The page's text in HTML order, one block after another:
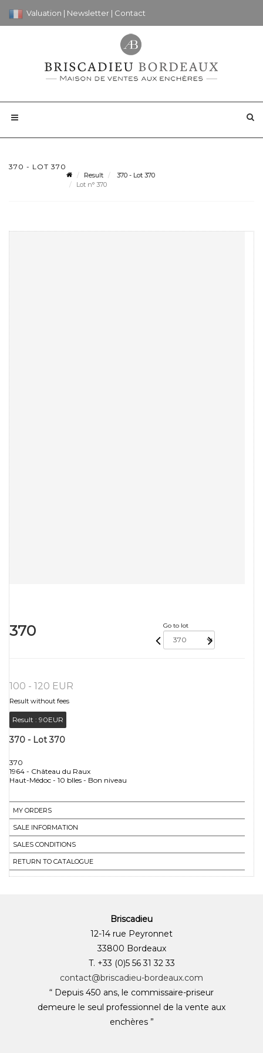
Valuation | Newsletter | Contact
370 - LOT 370
Result
370 - Lot 370
Lot n° 370
370 Go to lot
100 - 120 EUR
Result without fees
Result : 90EUR
370 - Lot 370
370
1964 - Château du Raux
Haut-Médoc - 10 blles - Bon niveau
MY ORDERS
SALE INFORMATION
SALES CONDITIONS
RETURN TO CATALOGUE
Briscadieu
12-14 rue Peyronnet
33800 Bordeaux
T. +33 (0)5 56 31 32 33
contact@briscadieu-bordeaux.com
“ Depuis 450 ans, le commissaire-priseur
demeure le seul professionnel de la vente aux
enchères ”